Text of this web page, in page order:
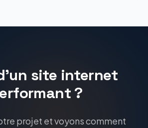
site internet
?
projet et voyons comment